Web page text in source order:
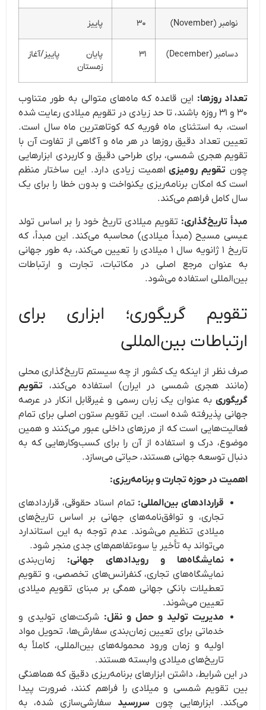
نوامبر (November) ۳۰ پاییز
دسامبر (December) ۳۱
پایان پاییز/آغاز
زمستان
تعداد روزها: این قاعده که ماه‌های متوالی به طور متناوب
۳۰ و ۳۱ روزه باشند، تا حد زیادی در تقویم میلادی رعایت شده
است، به استثنای ماه فوریه که کوتاهترین ماه سال است.
تعیین تعداد دقیق روزها در هر ماه و آگاهی از تفاوت آن با
تقویم هجری شمسی، برای طراحی دقیق و کاربردی ابزارهایی
چون تقویم رومیزی اهمیت زیادی دارد. این ساختار منظم
است که امکان برنامه‌ریزی یکنواخت و بدون خطا را برای یک
سال کامل فراهم می‌کند.
مبدأ تاریخ‌گذاری: تقویم میلادی تاریخ خود را بر اساس تولد
عیسی مسیح (مبدأ میلادی) محاسبه می‌کند. این مبدأ، که
تاریخ ۱ ژانویه سال ۱ میلادی را تعیین می‌کند، به طور جهانی
به عنوان مرجع اصلی در مکاتبات، تجارت و ارتباطات
بین‌المللی استفاده می‌شود.
تقویم گریگوری؛ ابزاری برای
ارتباطات بین‌المللی
صرف نظر از اینکه یک کشور از چه سیستم تاریخ‌گذاری محلی
(مانند هجری شمسی در ایران) استفاده می‌کند، تقویم
گریگوری به عنوان یک زبان رسمی و غیرقابل انکار در عرصه
جهانی پذیرفته شده است. این تقویم ستون اصلی برای تمام
فعالیت‌هایی است که از مرزهای داخلی عبور می‌کنند و همین
موضوع، درک و استفاده از آن را برای کسب‌وکارهایی که به
دنبال توسعه جهانی هستند، حیاتی می‌سازد.
اهمیت در حوزه تجارت و برنامه‌ریزی:
قراردادهای بین‌المللی: تمام اسناد حقوقی، قراردادهای
تجاری، و توافق‌نامه‌های جهانی بر اساس تاریخ‌های
میلادی تنظیم می‌شوند. عدم توجه به این استاندارد
می‌تواند به تأخیر یا سوءتفاهم‌های جدی منجر شود.
نمایشگاه‌ها و رویدادهای جهانی: زمان‌بندی
نمایشگاه‌های تجاری، کنفرانس‌های تخصصی، و تقویم
تعطیلات بانکی جهانی همگی بر مبنای تقویم میلادی
تعیین می‌شوند.
مدیریت تولید و حمل و نقل: شرکت‌های تولیدی و
خدماتی برای تعیین زمان‌بندی سفارش‌ها، تحویل مواد
اولیه و زمان ورود محموله‌های بین‌المللی، کاملاً به
تاریخ‌های میلادی وابسته هستند.
در این شرایط، داشتن ابزارهای برنامه‌ریزی دقیق که هماهنگی
بین تقویم شمسی و میلادی را فراهم کنند، ضرورت پیدا
می‌کند. ابزارهایی چونسررسید سفارشی‌سازی شده، به